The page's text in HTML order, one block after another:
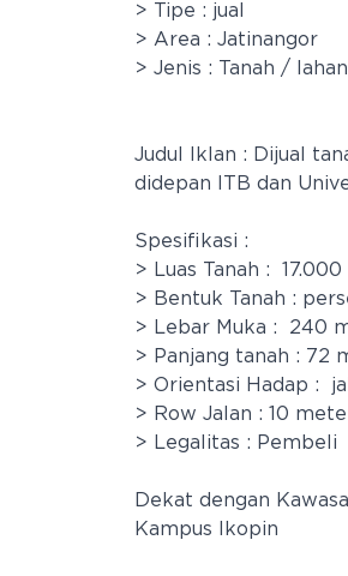
> Tipe : jual
> Area : Jatinangor
> Jenis : Tanah / lahan
Judul Iklan : Dijual
didepan ITB dan
Spesifikasi :
> Luas Tanah : 17.000
> Bentuk Tanah :
> Lebar Muka : 240
> Panjang tanah : 72
> Orientasi Hadap :
> Row Jalan : 10
> Legalitas : Pembeli
Dekat dengan
Kampus Ikopin